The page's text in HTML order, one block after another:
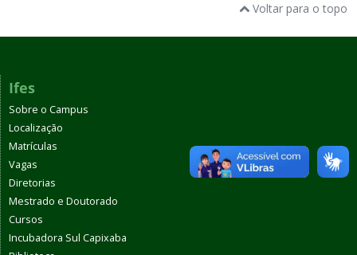
Voltar para o topo
Ifes
Sobre o Campus
Localização
Matrículas
Vagas
Diretorias
Mestrado e Doutorado
Cursos
Incubadora Sul Capixaba